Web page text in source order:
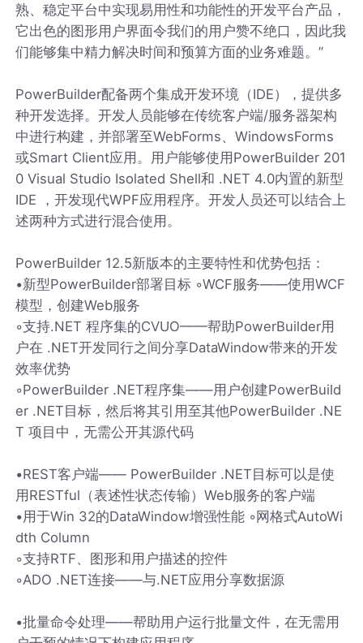
熟、稳定平台中实现易用性和功能性的开发平台产品，
它出色的图形用户界面令我们的用户赞不绝口，因此我
们能够集中精力解决时间和预算方面的业务难题。”
PowerBuilder配备两个集成开发环境（IDE），提供多
种开发选择。开发人员能够在传统客户端/服务器架构
中进行构建，并部署至WebForms、WindowsForms
或Smart Client应用。用户能够使用PowerBuilder 201
0 Visual Studio Isolated Shell和 .NET 4.0内置的新型
IDE ，开发现代WPF应用程序。开发人员还可以结合上
述两种方式进行混合使用。
PowerBuilder 12.5新版本的主要特性和优势包括：
•新型PowerBuilder部署目标 ◦WCF服务——使用WCF
模型，创建Web服务
◦支持.NET 程序集的CVUO——帮助PowerBuilder用
户在 .NET开发同行之间分享DataWindow带来的开发
效率优势
◦PowerBuilder .NET程序集——用户创建PowerBuild
er .NET目标，然后将其引用至其他PowerBuilder .NE
T 项目中，无需公开其源代码
•REST客户端—— PowerBuilder .NET目标可以是使
用RESTful（表述性状态传输）Web服务的客户端
•用于Win 32的DataWindow增强性能 ◦网格式AutoWi
dth Column
◦支持RTF、图形和用户描述的控件
◦ADO .NET连接——与.NET应用分享数据源
•批量命令处理——帮助用户运行批量文件，在无需用